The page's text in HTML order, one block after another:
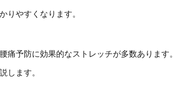
りやすくなります。
痛予防に効果的なストレッチが多数あります。
します。